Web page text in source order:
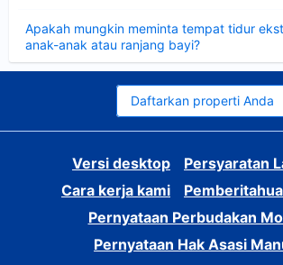
Apakah mungkin meminta tempat tidur
anak-anak atau ranjang bayi?
Daftarkan properti Anda
Versi desktop
Persyaratan
Cara kerja kami
Pernyataan Perbudakan
Pernyataan Hak Asasi